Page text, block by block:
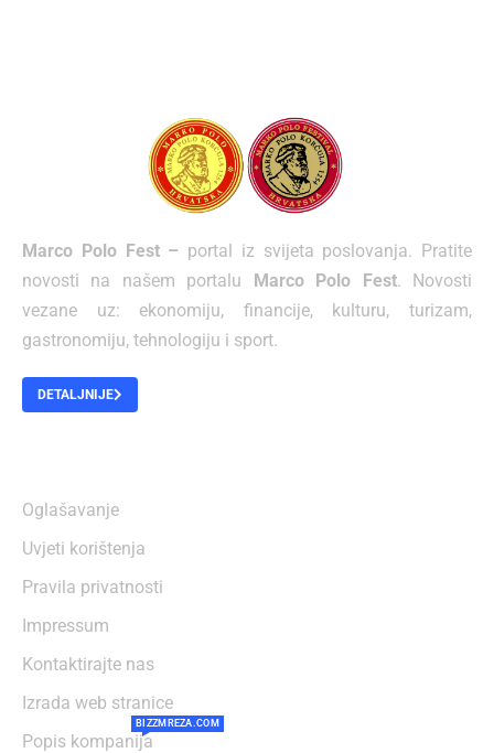
Marco Polo Fest – portal iz svijeta poslovanja. Pratite
novosti na našem portalu Marco Polo Fest. Novosti
vezane uz: ekonomiju, financije, kulturu, turizam,
gastronomiju, tehnologiju i sport.
DETALJNIJE
Oglašavanje
Uvjeti korištenja
Pravila privatnosti
Impressum
Kontaktirajte nas
Izrada web stranice
Popis kompanija
BIZZMREZA.COM